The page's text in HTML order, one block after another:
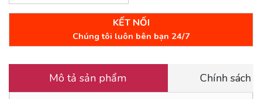
KẾT NỐI
Chúng tôi luôn bên bạn 24/7
Mô tả sản phẩm Chính sách